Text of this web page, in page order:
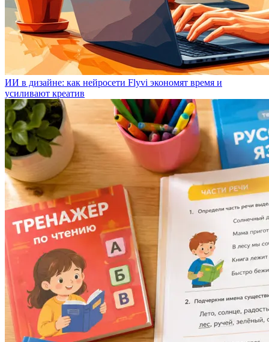
ИИ в дизайне: как нейросети Flyvi экономят время и
усиливают креатив